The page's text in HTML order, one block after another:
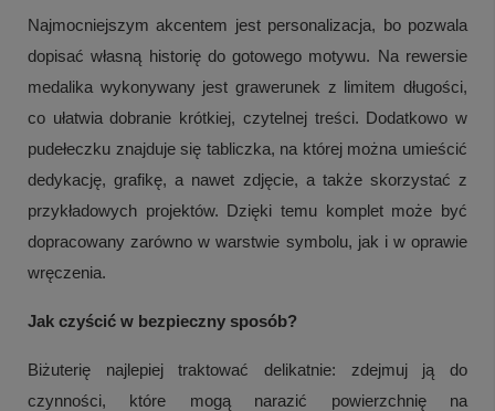
Najmocniejszym akcentem jest personalizacja, bo pozwala
dopisać własną historię do gotowego motywu. Na rewersie
medalika wykonywany jest grawerunek z limitem długości,
co ułatwia dobranie krótkiej, czytelnej treści. Dodatkowo w
pudełeczku znajduje się tabliczka, na której można umieścić
dedykację, grafikę, a nawet zdjęcie, a także skorzystać z
przykładowych projektów. Dzięki temu komplet może być
dopracowany zarówno w warstwie symbolu, jak i w oprawie
wręczenia.
Jak czyścić w bezpieczny sposób?
Biżuterię najlepiej traktować delikatnie: zdejmuj ją do
czynności, które mogą narazić powierzchnię na